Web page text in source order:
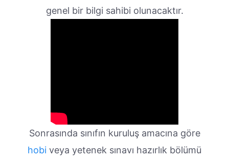
genel bir bilgi sahibi olunacaktır.
Sonrasında sınıfın kuruluş amacına göre
hobi veya yetenek sınavı hazırlık bölümü